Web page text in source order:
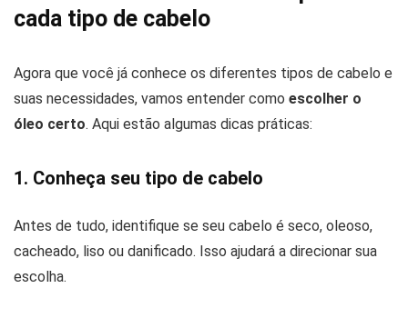
cada tipo de cabelo
Agora que você já conhece os diferentes tipos de cabelo e
suas necessidades, vamos entender como escolher o
óleo certo. Aqui estão algumas dicas práticas:
1. Conheça seu tipo de cabelo
Antes de tudo, identifique se seu cabelo é seco, oleoso,
cacheado, liso ou danificado. Isso ajudará a direcionar sua
escolha.